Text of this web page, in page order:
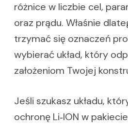
różnice w liczbie cel,
oraz prądu. Właśnie
trzymać się oznaczeń
wybierać układ, który
założeniom Twojej
Jeśli szukasz układu,
ochronę Li‑ION w